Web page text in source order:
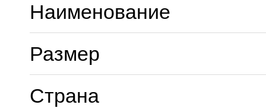
Наименование
Размер
Страна